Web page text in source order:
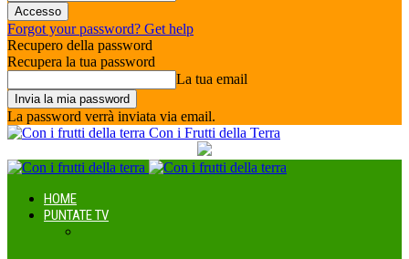
Forgot your password? Get help
Recupero della password
Recupera la tua password
La tua email
La password verrà inviata via email.
Con i Frutti della Terra
HOME
PUNTATE TV